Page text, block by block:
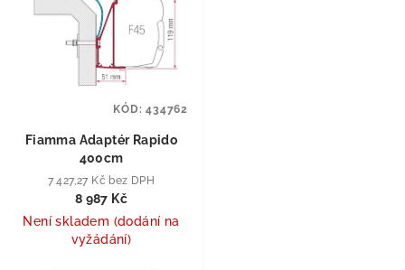
Fiamma Adaptér Rapido
400cm
7 427,27 Kč bez DPH
8 987 Kč
Není skladem (dodání na
vyžádání)
KÓD:434762